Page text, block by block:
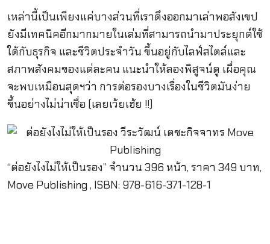
เหล่านี้เป็นเพียงแค่บางส่วนที่เราดึงออกมาเล่าพอสังเขป
ยังมีเทคนิคอีกมากมายในเล่มที่สามารถนำมาประยุกต์ใช้
ใด้กับธุรกิจ และชีวิตประจำวัน ขึ้นอยู่กับไลฟ์สไตล์และ
สภาพสังคมของแต่ละคน แนะนำให้ลองพิสูจน์ดู เผื่อคุณ
จะพบเหมือนสุดฯว่า การต่อรองบางเรื่องในชีวิตมันง่าย
ขึ้นอย่างไม่น่าเชื่อ (เลยเว้ยเฮ้ย !!)
“ต่อยังไงไม่ให้เป็นรอง” จำนวน 396 หน้า, ราคา 349 บาท,
Move Publishing , ISBN: 978-616-371-128-1